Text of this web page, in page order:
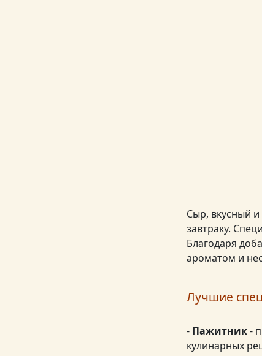
Сыр, вкусный
завтраку.
Благодаря
ароматом и
Лучшие
- Пажитник-
кулинарных